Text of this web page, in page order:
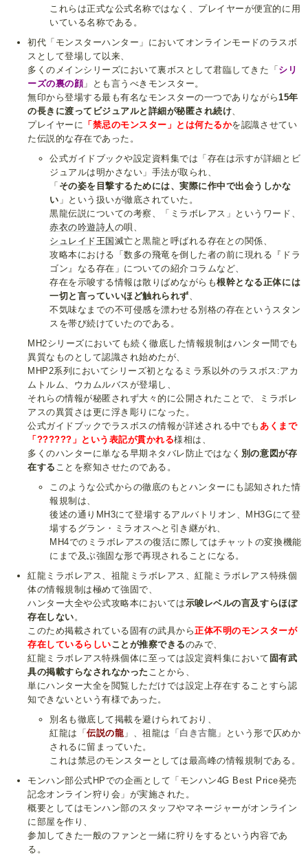
これらは正式な公式名称ではなく、プレイヤーが便宜的に用
いている名称である。
初代「モンスターハンター」においてオンラインモードのラスボ
スとして登場して以来、
多くのメインシリーズにおいて裏ボスとして君臨してきた「 シリ
ーズの裏の顔」とも言うべきモンスター。
無印から登場する最も有名なモンスターの一つでありながら 15年
の長きに渡ってビジュアルと詳細が秘匿され続け
プレイヤーに 「禁忌のモンスター」とは何たるかを認識させてい
た伝説的な存在であった。
公式ガイドブックや設定資料集では「存在は示すが詳細とビ
ジュアルは明かさない」手法が取られ、
「 その姿を目撃するためには、実際に作中で出会うしかな
い 」という扱いが徹底されていた。
黒龍伝説についての考察、「ミラボレアス」というワード、
赤衣の吟遊詩人 の唄、
シュレイド王国 滅亡と黒龍と呼ばれる存在との関係、
攻略本における「数多の飛竜を倒した者の前に現れる『ドラ
ゴン』なる存在」についての紹介コラムなど、
存在を示唆する情報は散りばめながらも根幹となる正体には
一切と言っていいほど触れられず
不気味なまでの不可侵感を漂わせる別格の存在というスタン
スを帯び続けていたのである。
MH2シリーズにおいても続く徹底した情報規制はハンター間でも
異質なものとして認識され始めたが、
MHP2系列においてシリーズ初となるミラ系以外のラスボス:アカ
ムトルム、ウカムルバスが登場し、
それらの情報が秘匿されず大々的に公開されたことで、ミラボレ
アスの異質さは更に浮き彫りになった。
公式ガイドブックでラスボスの情報が詳述される中でも あくまで
「??????」という表記が貫かれる様相は、
多くのハンターに単なる早期ネタバレ防止ではなく 別の意図が存
在する ことを察知させたのである。
このような公式からの徹底のもとハンターにも認知された情
報規制は、
後述の通りMH3にて登場するアルバトリオン、MH3Gにて登
場するグラン・ミラオスへと引き継がれ、
MH4でのミラボレアスの復活に際してはチャットの変換機能
にまで及ぶ強固な形で再現されることになる。
紅龍ミラボレアス、祖龍ミラボレアス、紅龍ミラボレアス特殊個
体の情報規制は極めて強固で、
ハンター大全や公式攻略本においては示唆レベルの言及すらほぼ
存在しない。
このため掲載されている固有の武具から正体不明のモンスターが
存在しているらしいことが推察できるのみで、
紅龍ミラボレアス特殊個体に至っては設定資料集において 固有武
具の掲載すらなされなかった ことから、
単にハンター大全を閲覧しただけでは設定上存在することすら認
知できないという有様であった。
別名も徹底して掲載を避けられており、
紅龍は「伝説の龍 」、祖龍は「 白き古龍 」という形で仄めか
されるに留まっていた。
これは禁忌のモンスターとしては最高峰の情報規制である。
モンハン部公式HPでの企画として「モンハン4G Best Price発売
記念オンライン狩り会」が実施された。
概要としてはモンハン部のスタッフやマネージャーがオンライン
に部屋を作り、
参加してきた一般のファンと一緒に狩りをするという内容であ
る。